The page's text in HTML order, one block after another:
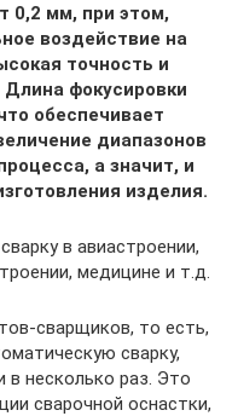
0,2 мм, при этом,
воздействие на
точность и
Длина фокусировки
обеспечивает
диапазонов
а значит, и
изделия.
в авиастроении,
медицине и т.д.
сварщиков, то есть,
сварку,
в несколько раз. Это
сварочной оснастки,